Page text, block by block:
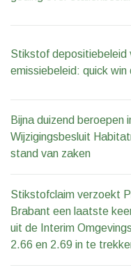
Stikstof depositiebeleid
emissiebeleid: quick win
Bijna duizend beroepen
Wijzigingsbesluit
stand van zaken
Stikstofclaim verzoekt
Brabant een laatste
uit de Interim
2.66 en 2.69 in te